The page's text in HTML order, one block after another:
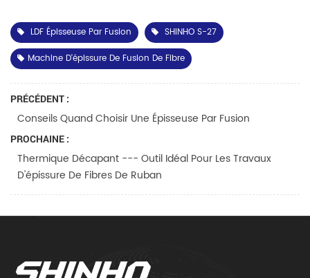
LDF Épisseuse Par Fusion
SHINHO S-27
Machine D'épissure De Fusion De Fibre
PRÉCÉDENT :
Conseils Quand Choisir Une Épisseuse Par Fusion
PROCHAINE :
Thermique Décapant --- Outil Idéal Pour Les Travaux
D'épissure De Fibres De Ruban